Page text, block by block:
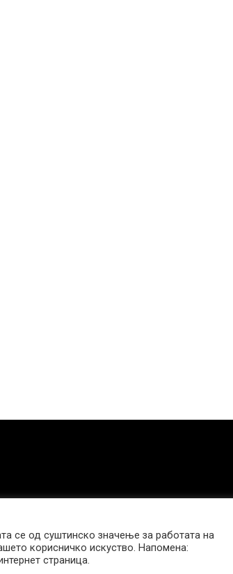
се од суштинско значење за работата на
корисничко искуство. Напомена:
страница.